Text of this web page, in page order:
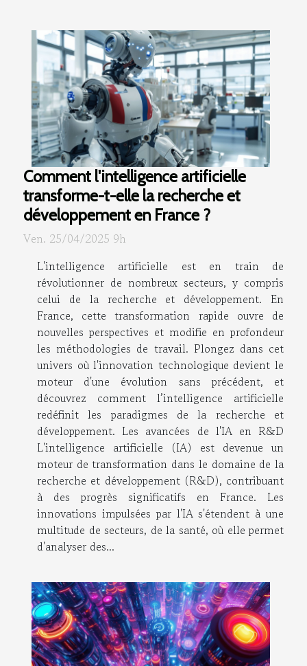
Comment l'intelligence artificielle
transforme-t-elle la recherche et
développement en France ?
Ven. 25/04/2025 9h
L'intelligence artificielle est en train de
révolutionner de nombreux secteurs, y compris
celui de la recherche et développement. En
France, cette transformation rapide ouvre de
nouvelles perspectives et modifie en profondeur
les méthodologies de travail. Plongez dans cet
univers où l'innovation technologique devient le
moteur d'une évolution sans précédent, et
découvrez comment l’intelligence artificielle
redéfinit les paradigmes de la recherche et
développement. Les avancées de l'IA en R&D
L'intelligence artificielle (IA) est devenue un
moteur de transformation dans le domaine de la
recherche et développement (R&D), contribuant
à des progrès significatifs en France. Les
innovations impulsées par l'IA s'étendent à une
multitude de secteurs, de la santé, où elle permet
d'analyser des...